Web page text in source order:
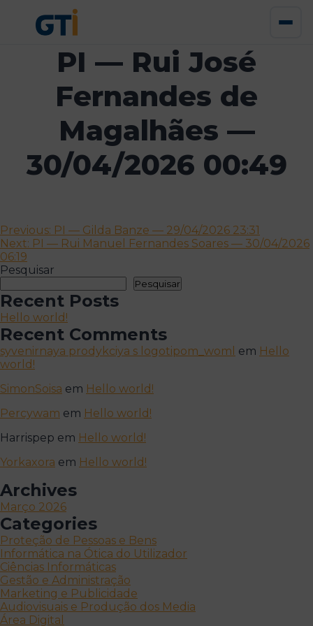
PI — Rui José
Fernandes de
Magalhães —
30/04/2026 00:49
Navegação
de
artigos
Previous: PI — Gilda Banze — 29/04/2026 23:31
Next: PI — Rui Manuel Fernandes Soares — 30/04/2026
06:19
Pesquisar
Pesquisar
Recent Posts
Hello world!
Recent Comments
syvenirnaya prodykciya s logotipom_woml em Hello
world!
SimonSoisa em Hello world!
Percywam em Hello world!
Harrispep em Hello world!
Yorkaxora em Hello world!
Archives
Março 2026
Categories
Proteção de Pessoas e Bens
Informática na Ótica do Utilizador
Ciências Informáticas
Gestão e Administração
Marketing e Publicidade
Audiovisuais e Produção dos Media
Área Digital